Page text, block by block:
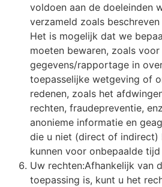
voldoen aan de doeleinden
verzameld zoals
Het is mogelijk dat we
moeten bewaren, zoals
gegevens/rapportage in
toepasselijke wetgeving of
redenen, zoals het
rechten, fraudepreventie,
anonieme informatie en
die u niet (direct of indirect)
kunnen voor onbepaalde
Uw rechten:Afhankelijk van
toepassing is, kunt u het